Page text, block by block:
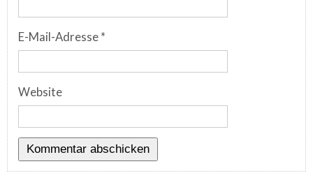
E-Mail-Adresse *
Website